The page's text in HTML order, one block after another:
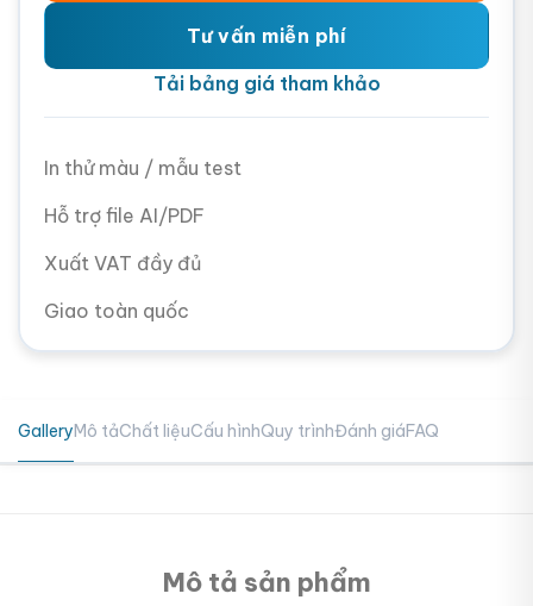
Tư vấn miễn phí
Tải bảng giá tham khảo
In thử màu / mẫu test
Hỗ trợ file AI/PDF
Xuất VAT đầy đủ
Giao toàn quốc
GalleryMô tảChất liệuCấu hìnhQuy trìnhĐánh giáFAQ
Mô tả sản phẩm